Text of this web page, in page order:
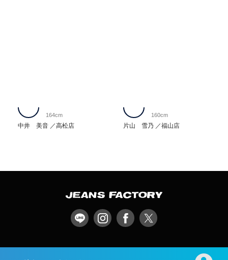
中井 美音 高松店
164cm
片山 雪乃 福山店
160cm